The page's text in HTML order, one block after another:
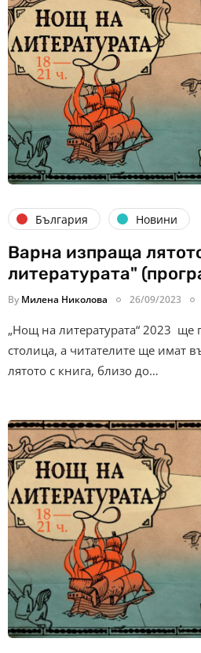
България Новини
Варна изпраща
литературата"
By Милена Николова 26/09/2023
„Нощ на литературата“ 2023 ще
столица, а читателите ще имат
лятото с книга, близо до…